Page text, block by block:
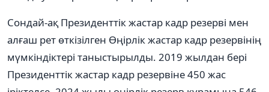
Сондай-ақ Президенттік жастар кадр резерві мен
алғаш рет өткізілген Өңірлік жастар кадр резервінің
мүмкіндіктері таныстырылды. 2019 жылдан бері
Президенттік жастар кадр резервіне 450 жас